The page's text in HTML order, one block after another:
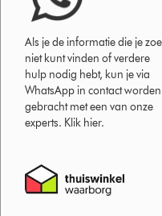
Als je de informatie die je
niet kunt vinden of verdere
hulp nodig hebt, kun je via
WhatsApp in contact worden
gebracht met een van onze
experts. Klik hier.